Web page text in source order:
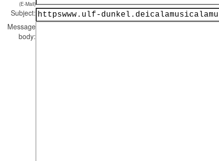
(E-Mail)
Subject:
Message
body: